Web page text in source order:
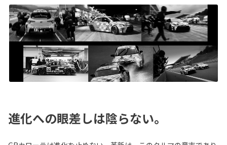
進化への眼差しは陰らない。